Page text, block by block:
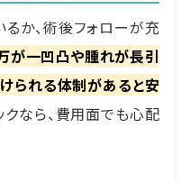
か、術後フォローが充
が一凹凸や腫れが長引
られる体制があると安
なら、費用面でも心配